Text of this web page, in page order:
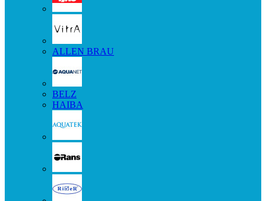
ALLEN BRAU
BELZ
HAIBA